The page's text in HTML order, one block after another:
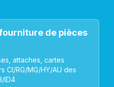
de pièces
attaches, cartes
CI/RG/MG/HY/AU des
ID4